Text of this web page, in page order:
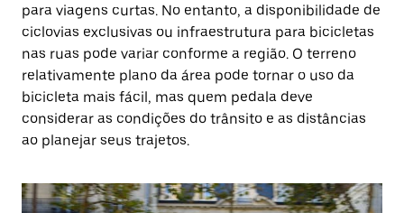
para viagens curtas. No entanto, a disponibilidade de
ciclovias exclusivas ou infraestrutura para bicicletas
nas ruas pode variar conforme a região. O terreno
relativamente plano da área pode tornar o uso da
bicicleta mais fácil, mas quem pedala deve
considerar as condições do trânsito e as distâncias
ao planejar seus trajetos.